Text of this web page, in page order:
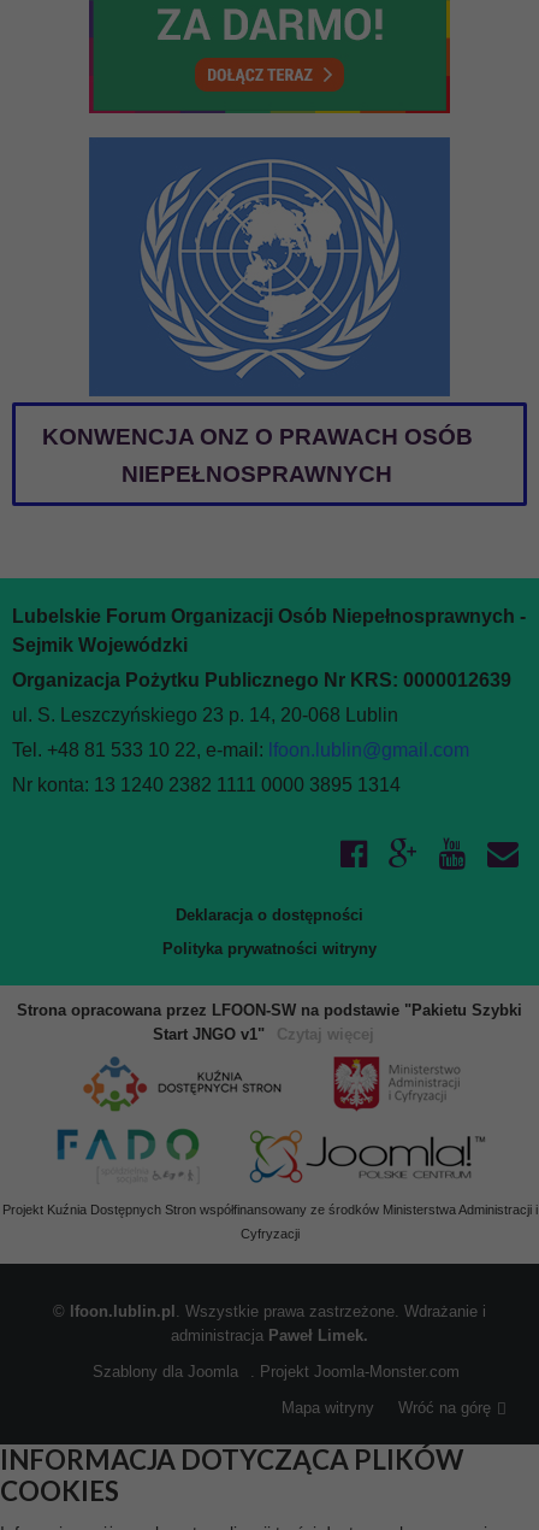
KONWENCJA ONZ O PRAWACH OSÓB
NIEPEŁNOSPRAWNYCH
Lubelskie Forum Organizacji Osób Niepełnosprawnych -
Sejmik Wojewódzki
Organizacja Pożytku Publicznego Nr KRS: 0000012639
ul. S. Leszczyńskiego 23 p. 14, 20-068 Lublin
Tel. +48 81 533 10 22, e-mail: lfoon.lublin@gmail.com
Nr konta: 13 1240 2382 1111 0000 3895 1314
Deklaracja o dostępności
Polityka prywatności witryny
Strona opracowana przez LFOON-SW na podstawie "Pakietu Szybki
Start JNGO v1"
Czytaj więcej
Projekt Kuźnia Dostępnych Stron współfinansowany ze środków Ministerstwa Administracji i
Cyfryzacji
© lfoon.lublin.pl . Wszystkie prawa zastrzeżone. Wdrażanie i
administracja Paweł Limek.
Szablony dla Joomla
. Projekt Joomla-Monster.com
Mapa witryny
Wróć na górę
INFORMACJA DOTYCZĄCA PLIKÓW
COOKIES